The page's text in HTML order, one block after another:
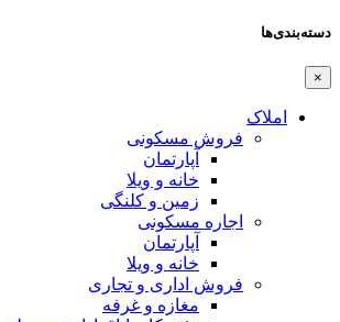
دسته‌بندی‌ها
×
املاک
فروش مسکونی
آپارتمان
خانه و ویلا
زمین و کلنگی
اجاره مسکونی
آپارتمان
خانه و ویلا
فروش اداری و تجاری
مغازه و غرفه